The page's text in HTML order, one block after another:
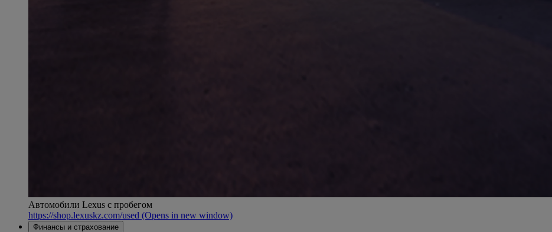
Автомобили Lexus с пробегом
https://shop.lexuskz.com/used (Opens in new window)
Финансы и страхование